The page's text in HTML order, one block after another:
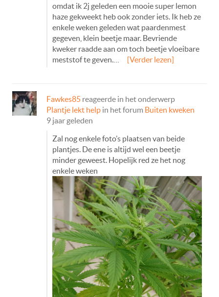
omdat ik 2j geleden een mooie super lemon
haze gekweekt heb ook zonder iets. Ik heb ze
enkele weken geleden wat paardenmest
gegeven, klein beetje maar. Bevriende
kweker raadde aan om toch beetje vloeibare
meststof te geven.…
[Verder lezen]
Fawkes85 reageerde in het onderwerp
Plantje lekt help in het forum Buiten kweken
9 jaar geleden
Zal nog enkele foto’s plaatsen van beide
plantjes. De ene is altijd wel een beetje
minder geweest. Hopelijk red ze het nog
enkele weken